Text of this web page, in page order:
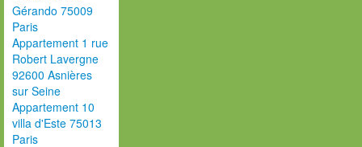
Gérando 75009
Paris
Appartement 1 rue
Robert Lavergne
92600 Asnières
sur Seine
Appartement 10
villa d'Este 75013
Paris